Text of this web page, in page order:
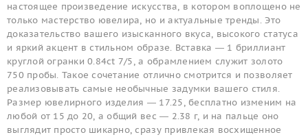
настоящее произведение искусства, в котором воплощено не
только мастерство ювелира, но и актуальные тренды. Это
доказательство вашего изысканного вкуса, высокого статуса
и яркий акцент в стильном образе. Вставка — 1 бриллиант
круглой огранки 0.84ct 7/5, а обрамлением служит золото
750 пробы. Такое сочетание отлично смотрится и позволяет
реализовывать самые необычные задумки вашего стиля.
Размер ювелирного изделия — 17.25, бесплатно изменим на
любой от 15 до 20, а общий вес — 2.38 г, и на пальце оно
выглядит просто шикарно, сразу привлекая восхищенное